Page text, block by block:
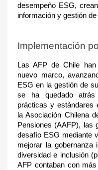
desempeño ESG,
información y gestión
Implementación
Las AFP de Chile
nuevo marco,
ESG en la gestión de
se ha quedado
prácticas y estándares
la Asociación Chilena
Pensiones (AAFP), las
desafío ESG mediante
mejorar la gobernanza
diversidad e inclusión
AFP contaban con